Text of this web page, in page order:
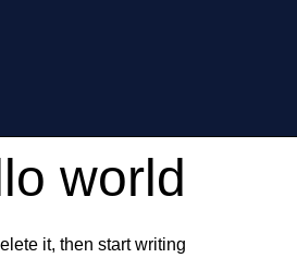
world!
it, then start writing!